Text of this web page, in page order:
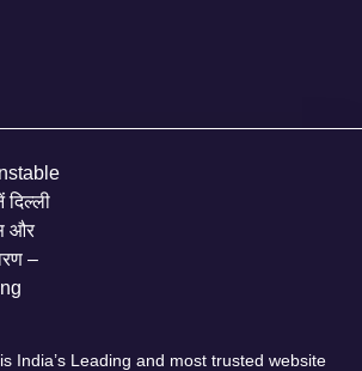
is India’s Leading and most trusted website